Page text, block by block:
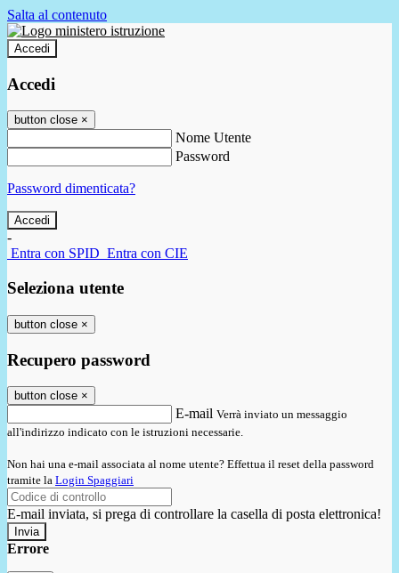
Salta al contenuto
Accedi
Accedi
button close ×
Nome Utente
Password
Password dimenticata?
-
Entra con SPID Entra con CIE
Seleziona utente
button close ×
Recupero password
button close ×
E-mail Verrà inviato un messaggio
all'indirizzo indicato con le istruzioni necessarie.
Non hai una e-mail associata al nome utente? Effettua il reset della password
tramite la Login Spaggiari
E-mail inviata, si prega di controllare la casella di posta elettronica!
Errore